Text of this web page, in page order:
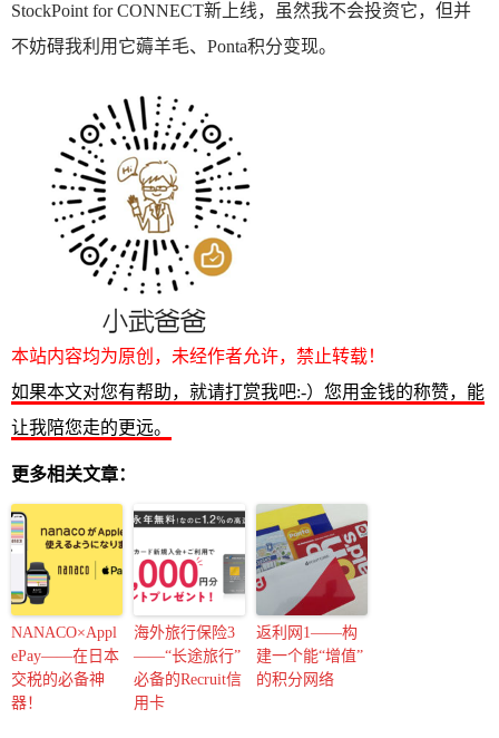
StockPoint for CONNECT新上线，虽然我不会投资它，但并
不妨碍我利用它薅羊毛、Ponta积分变现。
本站内容均为原创，未经作者允许，禁止转载！
如果本文对您有帮助，就请打赏我吧:-）您用金钱的称赞，能
让我陪您走的更远。
更多相关文章：
NANACO×Appl
ePay——在日本
交税的必备神
器！
海外旅行保险3
——“长途旅行”
必备的Recruit信
用卡
返利网1——构
建一个能“增值”
的积分网络